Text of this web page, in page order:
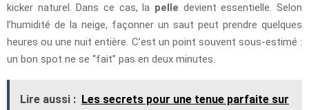
kicker naturel. Dans ce cas, la pelle devient essentielle. Selon
l’humidité de la neige, façonner un saut peut prendre quelques
heures ou une nuit entière. C’est un point souvent sous-estimé :
un bon spot ne se “fait” pas en deux minutes.
Lire aussi : Les secrets pour une tenue parfaite sur